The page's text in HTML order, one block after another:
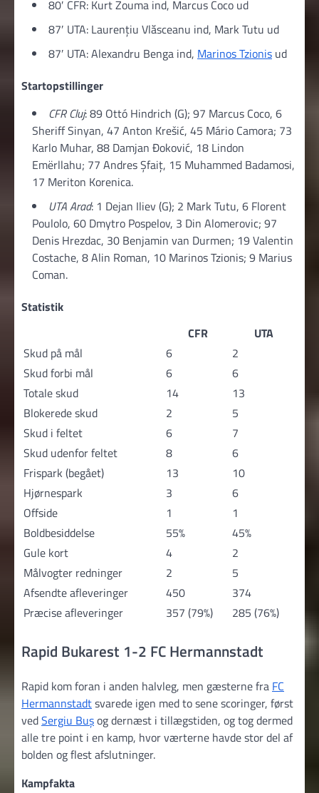
80′ CFR: Kurt Zouma ind, Marcus Coco ud
87′ UTA: Laurențiu Vlăsceanu ind, Mark Tutu ud
87′ UTA: Alexandru Benga ind, Marinos Tzionis ud
Startopstillinger
CFR Cluj: 89 Ottó Hindrich (G); 97 Marcus Coco, 6
Sheriff Sinyan, 47 Anton Krešić, 45 Mário Camora; 73
Karlo Muhar, 88 Damjan Đoković, 18 Lindon
Emërllahu; 77 Andres Șfaiț, 15 Muhammed Badamosi,
17 Meriton Korenica.
UTA Arad: 1 Dejan Iliev (G); 2 Mark Tutu, 6 Florent
Poulolo, 60 Dmytro Pospelov, 3 Din Alomerovic; 97
Denis Hrezdac, 30 Benjamin van Durmen; 19 Valentin
Costache, 8 Alin Roman, 10 Marinos Tzionis; 9 Marius
Coman.
Statistik
CFR
UTA
Skud på mål
6
2
Skud forbi mål
6
6
Totale skud
14
13
Blokerede skud
2
5
Skud i feltet
6
7
Skud udenfor feltet
8
6
Frispark (begået)
13
10
Hjørnespark
3
6
Offside
1
1
Boldbesiddelse
55%
45%
Gule kort
4
2
Målvogter redninger
2
5
Afsendte afleveringer
450
374
Præcise afleveringer
357 (79%) 285 (76%)
Rapid Bukarest 1-2 FC Hermannstadt
Rapid kom foran i anden halvleg, men gæsterne fra FC
Hermannstadtsvarede igen med to sene scoringer, først
vedSergiu Bușog dernæst i tillægstiden, og tog dermed
alle tre point i en kamp, hvor værterne havde stor del af
bolden og flest afslutninger.
Kampfakta